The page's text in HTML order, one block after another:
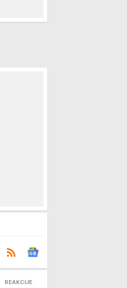
REAKCIJE